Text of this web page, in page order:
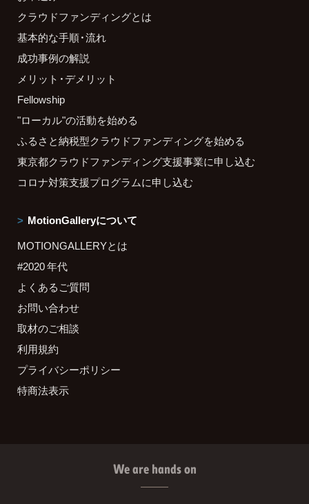
クラウドファンディングとは
基本的な手順・流れ
成功事例の解説
メリット・デメリット
Fellowship
"ローカル"の活動を始める
ふるさと納税型クラウドファンディングを始める
東京都クラウドファンディング支援事業に申し込む
コロナ対策支援プログラムに申し込む
MotionGalleryについて
MOTIONGALLERYとは
#2020 年代
よくあるご質問
お問い合わせ
取材のご相談
利用規約
プライバシーポリシー
特商法表示
We are hands on